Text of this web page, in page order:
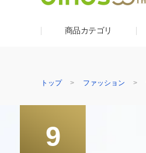
商品カテゴリ
トップ ファッション
9